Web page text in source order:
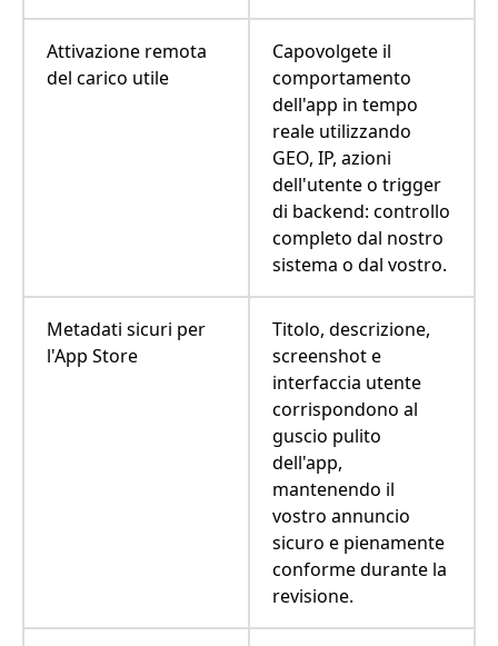
Attivazione remota
del carico utile
Capovolgete il
comportamento
dell'app in tempo
reale utilizzando
GEO, IP, azioni
dell'utente o trigger
di backend: controllo
completo dal nostro
sistema o dal vostro.
Metadati sicuri per
l'App Store
Titolo, descrizione,
screenshot e
interfaccia utente
corrispondono al
guscio pulito
dell'app,
mantenendo il
vostro annuncio
sicuro e pienamente
conforme durante la
revisione.